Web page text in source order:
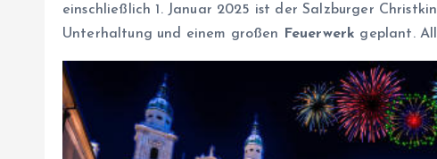
einschließlich 1. Januar 2025 ist der Salzburger
Unterhaltung und einem großen
Feuerwerk geplant.